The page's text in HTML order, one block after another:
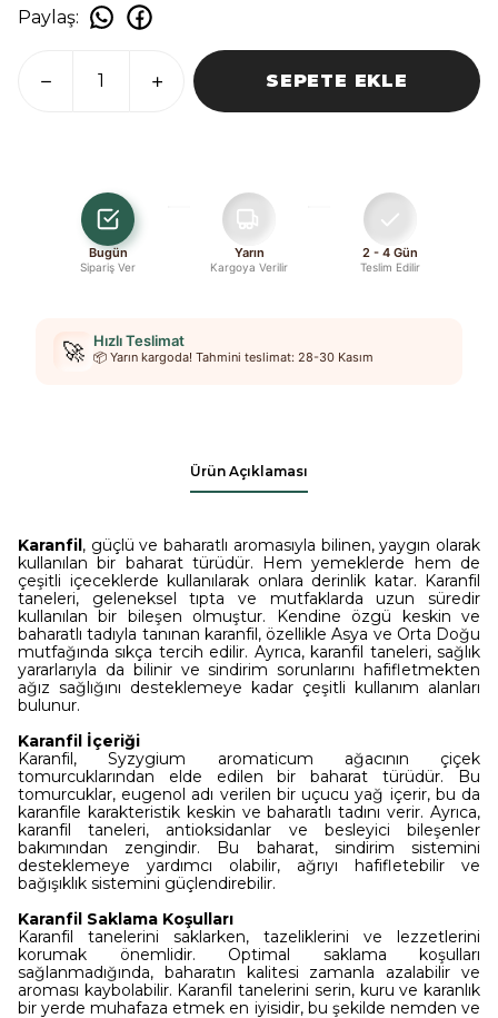
Paylaş:
SEPETE EKLE
Bugün
Sipariş Ver
Yarın
Kargoya Verilir
2 - 4 Gün
Teslim Edilir
🚀 Hızlı Teslimat
📦 Yarın kargoda! Tahmini teslimat: 28-30 Kasım
Ürün Açıklaması
Karanfil, güçlü ve baharatlı aromasıyla bilinen, yaygın olarak
kullanılan bir baharat türüdür. Hem yemeklerde hem de
çeşitli içeceklerde kullanılarak onlara derinlik katar. Karanfil
taneleri, geleneksel tıpta ve mutfaklarda uzun süredir
kullanılan bir bileşen olmuştur. Kendine özgü keskin ve
baharatlı tadıyla tanınan karanfil, özellikle Asya ve Orta Doğu
mutfağında sıkça tercih edilir. Ayrıca, karanfil taneleri, sağlık
yararlarıyla da bilinir ve sindirim sorunlarını hafifletmekten
ağız sağlığını desteklemeye kadar çeşitli kullanım alanları
bulunur.
Karanfil İçeriği
Karanfil, Syzygium aromaticum ağacının çiçek
tomurcuklarından elde edilen bir baharat türüdür. Bu
tomurcuklar, eugenol adı verilen bir uçucu yağ içerir, bu da
karanfile karakteristik keskin ve baharatlı tadını verir. Ayrıca,
karanfil taneleri, antioksidanlar ve besleyici bileşenler
bakımından zengindir. Bu baharat, sindirim sistemini
desteklemeye yardımcı olabilir, ağrıyı hafifletebilir ve
bağışıklık sistemini güçlendirebilir.
Karanfil Saklama Koşulları
Karanfil tanelerini saklarken, tazeliklerini ve lezzetlerini
korumak önemlidir. Optimal saklama koşulları
sağlanmadığında, baharatın kalitesi zamanla azalabilir ve
aroması kaybolabilir. Karanfil tanelerini serin, kuru ve karanlık
bir yerde muhafaza etmek en iyisidir, bu şekilde nemden ve